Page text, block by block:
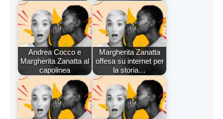
Andrea Cocco e
Margherita Zanatta al
capolinea
Margherita Zanatta
offesa su internet per
la storia…